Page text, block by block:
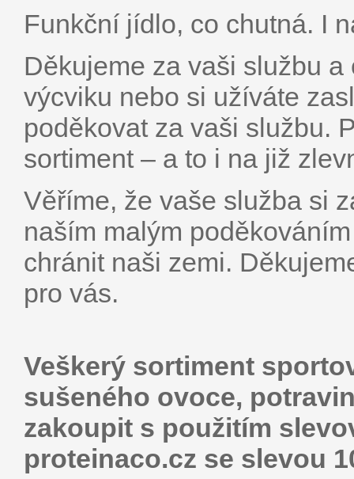
Funkční jídlo, co chutná. I
Děkujeme za vaši službu
výcviku nebo si užíváte
poděkovat za vaši službu.
sortiment – a to i na již
Věříme, že vaše služba si
naším malým
chránit naši zemi.
pro vás.
Veškerý sortiment
sušeného ovoce,
zakoupit s použitím
proteinaco.cz se slevou